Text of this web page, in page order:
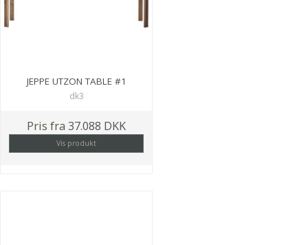
JEPPE UTZON TABLE #1
dk3
Pris fra 37.088 DKK
Vis produkt